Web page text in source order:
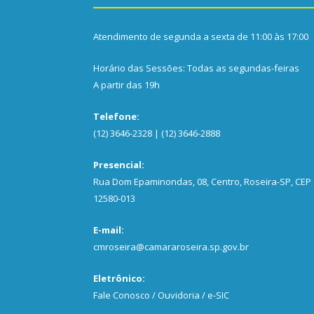
Atendimento de segunda a sexta de 11:00 às 17:00
Horário das Sessões: Todas as segundas-feiras
A partir das 19h
Telefone:
(12) 3646-2328 | (12) 3646-2888
Presencial:
Rua Dom Epaminondas, 08, Centro, Roseira-SP, CEP
12580-013
E-mail:
cmroseira@camararoseira.sp.gov.br
Eletrônico:
Fale Conosco / Ouvidoria / e-SIC